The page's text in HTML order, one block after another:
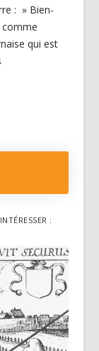
: » Bien-
comme
qui est
: